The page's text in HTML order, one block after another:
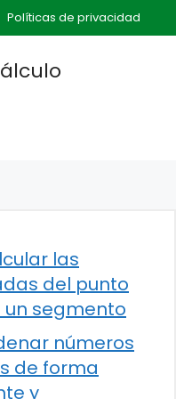
Políticas de privacidad
las
del punto
un segmento
números
de forma
y